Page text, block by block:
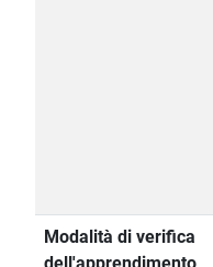
Modalità di verifica